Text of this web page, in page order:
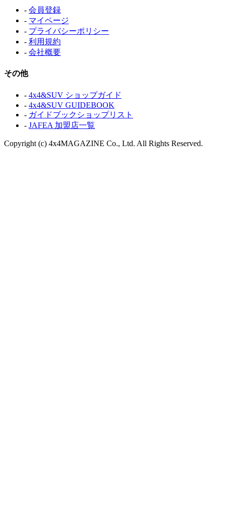
- 会員登録
- マイページ
- プライバシーポリシー
- 利用規約
- 会社概要
その他
- 4x4&SUV ショップガイド
- 4x4&SUV GUIDEBOOK
- ガイドブックショップリスト
- JAFEA 加盟店一覧
Copyright (c) 4x4MAGAZINE Co., Ltd. All Rights Reserved.